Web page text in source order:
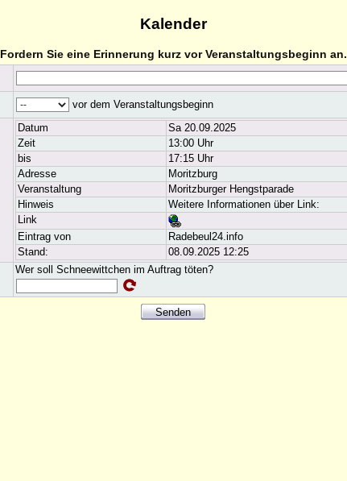
Kalender
Fordern Sie eine Erinnerung kurz vor Veranstaltungsbeginn an.
vor dem Veranstaltungsbeginn
Datum
Sa 20.09.2025
Zeit
13:00 Uhr
bis
17:15 Uhr
Adresse
Moritzburg
Veranstaltung
Moritzburger Hengstparade
Hinweis
Weitere Informationen über Link:
Link
Eintrag von
Radebeul24.info
Stand:
08.09.2025 12:25
Wer soll Schneewittchen im Auftrag töten?